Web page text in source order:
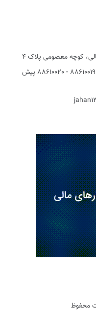
کوچه معصومی پلاک 4
تلفن تماس: 88610021- 88610023 - 88610019 - 88610020 پیش
محفوظ